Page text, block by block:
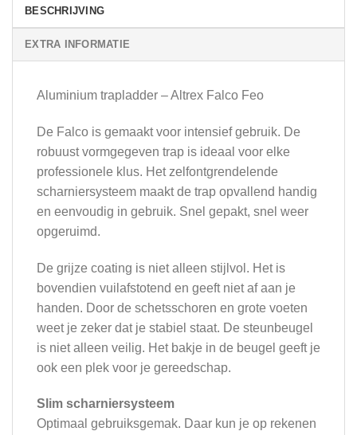
BESCHRIJVING
EXTRA INFORMATIE
Aluminium trapladder – Altrex Falco Feo
De Falco is gemaakt voor intensief gebruik. De
robuust vormgegeven trap is ideaal voor elke
professionele klus. Het zelfontgrendelende
scharniersysteem maakt de trap opvallend handig
en eenvoudig in gebruik. Snel gepakt, snel weer
opgeruimd.
De grijze coating is niet alleen stijlvol. Het is
bovendien vuilafstotend en geeft niet af aan je
handen. Door de schetsschoren en grote voeten
weet je zeker dat je stabiel staat. De steunbeugel
is niet alleen veilig. Het bakje in de beugel geeft je
ook een plek voor je gereedschap.
Slim scharniersysteem
Optimaal gebruiksgemak. Daar kun je op rekenen